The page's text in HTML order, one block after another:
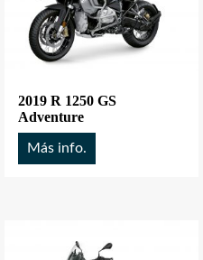
2019 R 1250 GS
Adventure
Más info.